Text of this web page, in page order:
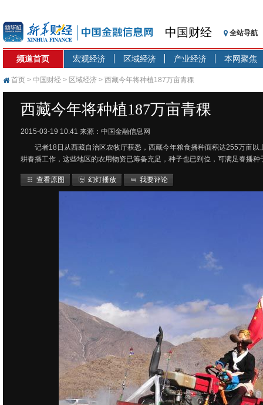
中国财经 全站导航
频道首页 宏观经济 区域经济 产业经济 本网聚焦
首页 > 中国财经 > 区域经济 > 西藏今年将种植187万亩青稞
西藏今年将种植187万亩青稞
2015-03-19 10:41 来源：中国金融信息网
记者18日从西藏自治区农牧厅获悉，西藏今年粮食播种面积达255万亩
耕春播工作，这些地区的农用物资已筹备充足，种子也已到位，可满足春播
查看原图 幻灯播放 我要评论